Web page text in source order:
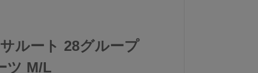
ルート 28グループ
ツ M/L